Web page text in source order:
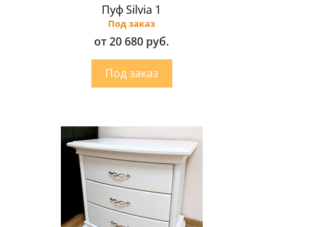
Пуф Silvia 1
Под заказ
от 20 680 руб.